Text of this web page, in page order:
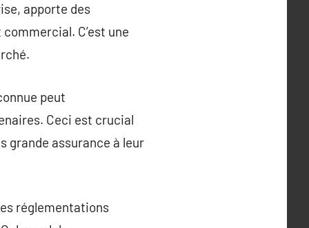
apporte des
C’est une
peut
Ceci est crucial
grande assurance à leur
réglementations